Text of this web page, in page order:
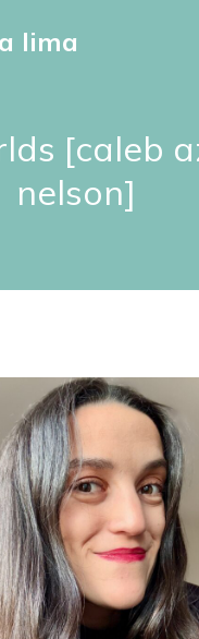
lima
[caleb
nelson]